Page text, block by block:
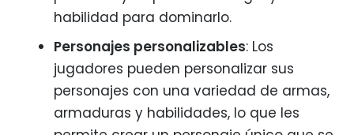
habilidad para dominarlo.
Personajes personalizables: Los
jugadores pueden personalizar sus
personajes con una variedad de armas,
armaduras y habilidades, lo que les